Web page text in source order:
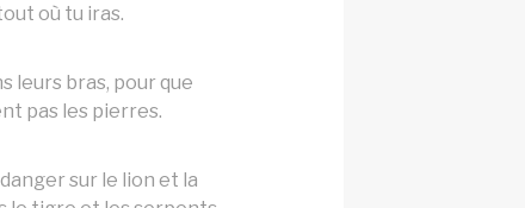
où tu iras.
leurs bras, pour que
pas les pierres.
sur le lion et la